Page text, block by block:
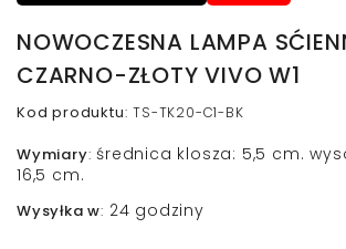
NOWOCZESNA LAMPA
CZARNO-ZŁOTY VIVO W1
Kod produktu:TS-TK20-C1-BK
Wymiary: średnica klosza: 5,5 cm.
16,5 cm.
Wysyłka w: 24 godziny